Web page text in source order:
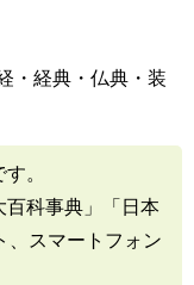
・経典・仏典・装
。
百科事典」「日本
、スマートフォン